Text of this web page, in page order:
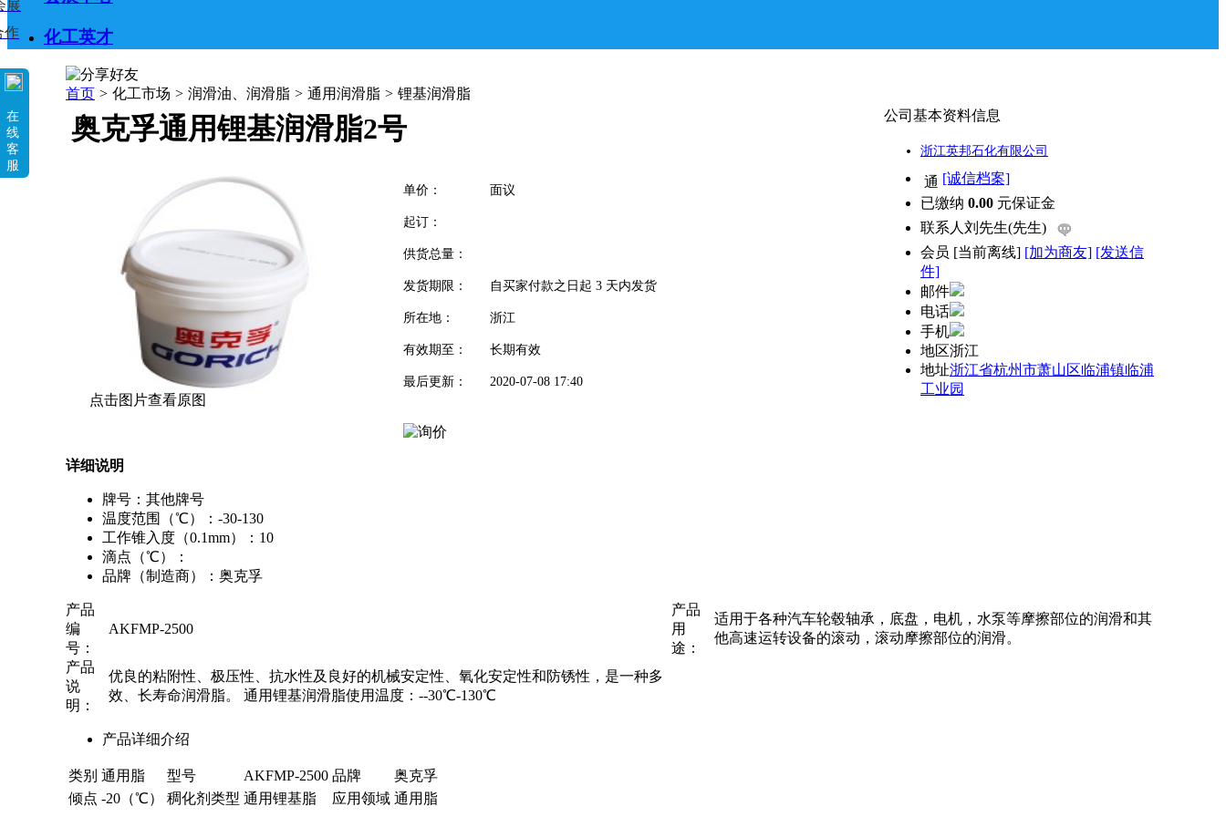
化工英才
展
作
在
线
客
服
首页 > 化工市场 > 润滑油、润滑脂 > 通用润滑脂 > 锂基润滑脂
奥克孚通用锂基润滑脂2号
点击图片查看原图
单价： 面议
起订：
供货总量：
发货期限： 自买家付款之日起 3 天内发货
所在地： 浙江
有效期至： 长期有效
最后更新： 2020-07-08 17:40
公司基本资料信息
浙江英邦石化有限公司
[诚信档案]
已缴纳 0.00 元保证金
联系人刘先生(先生)
会员 [当前离线] [加为商友] [发送信
件]
邮件
电话
手机
地区浙江
地址浙江省杭州市萧山区临浦镇临浦
工业园
详细说明
牌号：其他牌号
温度范围（℃）：-30-130
工作锥入度（0.1mm）：10
滴点（℃）：
品牌（制造商）：奥克孚
产品
编
号：
AKFMP-2500
产品
用
途：
适用于各种汽车轮毂轴承，底盘，电机，水泵等摩擦部位的润滑和其
他高速运转设备的滚动，滚动摩擦部位的润滑。
产品
说
明：
优良的粘附性、极压性、抗水性及良好的机械安定性、氧化安定性和防锈性，是一种多
效、长寿命润滑脂。 通用锂基润滑脂使用温度：--30℃-130℃
产品详细介绍
类别 通用脂 型号 AKFMP-2500 品牌
奥克孚
倾点 -20（℃） 稠化剂类型 通用锂基脂 应用领域 通用脂